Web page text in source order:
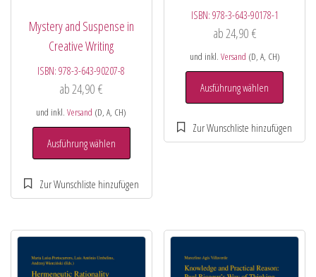
Mystery and Suspense in
Creative Writing
ISBN:978-3-643-90207-8
ab24,90€
und inkl.Versand (D, A, CH)
Ausführung wählen
ISBN: 978-3-643-90178-1
ab 24,90 €
und inkl. Versand (D, A, CH)
Ausführung wählen